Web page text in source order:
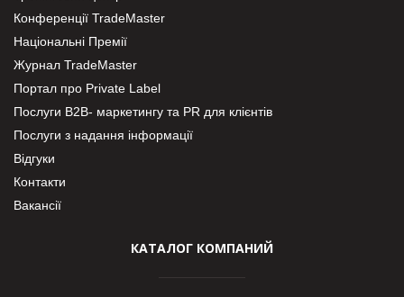
Конференції TradeMaster
Національні Премії
Журнал TradeMaster
Портал про Private Label
Послуги В2В- маркетингу та PR для клієнтів
Послуги з надання інформації
Відгуки
Контакти
Вакансії
КАТАЛОГ КОМПАНИЙ